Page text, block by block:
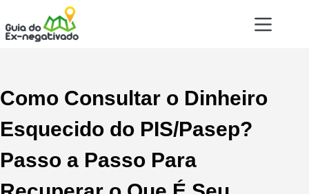
Como Consultar o Dinheiro
Esquecido do PIS/Pasep?
Passo a Passo Para